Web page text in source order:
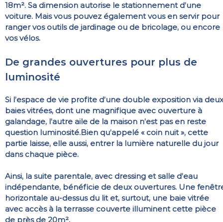
18m². Sa dimension autorise le stationnement d’une
voiture. Mais vous pouvez également vous en servir pour
ranger vos outils de jardinage ou de bricolage, ou encore
vos vélos.
De grandes ouvertures pour plus de
luminosité
Si l’espace de vie profite d’une double exposition via deux
baies vitrées, dont une magnifique avec ouverture à
galandage, l’autre aile de la maison n’est pas en reste
question luminosité.Bien qu’appelé « coin nuit », cette
partie laisse, elle aussi, entrer la lumière naturelle du jour
dans chaque pièce.
Ainsi, la suite parentale, avec dressing et salle d’eau
indépendante, bénéficie de deux ouvertures. Une
horizontale au-dessus du lit et, surtout, une baie vitrée
avec accès à la terrasse couverte illuminent cette pièce
de près de 20m².